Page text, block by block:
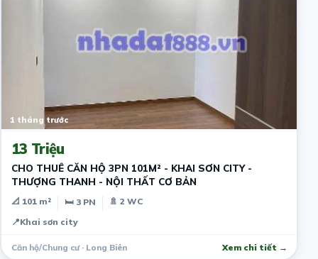
1 tháng trước
13 Triệu
CHO THUÊ CĂN HỘ 3PN 101M² - KHAI SƠN CITY -
THƯỢNG THANH - NỘI THẤT CƠ BẢN
📐 101 m² 🛏 3 PN
🚿 2 WC
📍Khai sơn city
Căn hộ/Chung cư · Long Biên Xem chi tiết →